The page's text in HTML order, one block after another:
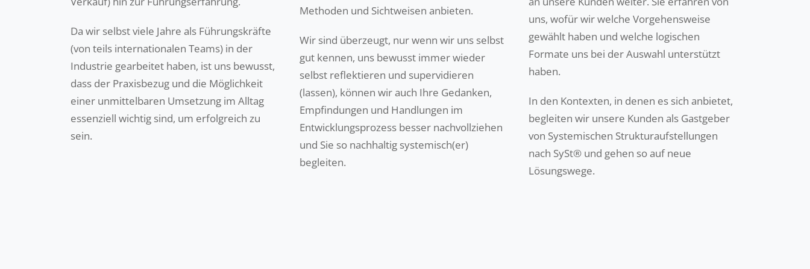
Da wir selbst viele Jahre als Führungskräfte
(von teils internationalen Teams) in der
Industrie gearbeitet haben, ist uns bewusst,
dass der Praxisbezug und die Möglichkeit
einer unmittelbaren Umsetzung im Alltag
essenziell wichtig sind, um erfolgreich zu
sein.
Methoden und Sichtweisen anbieten.
Wir sind überzeugt, nur wenn wir uns selbst
gut kennen, uns bewusst immer wieder
selbst reflektieren und supervidieren
(lassen), können wir auch Ihre Gedanken,
Empfindungen und Handlungen im
Entwicklungsprozess besser nachvollziehen
und Sie so nachhaltig systemisch(er)
begleiten.
uns, wofür wir welche Vorgehensweise
gewählt haben und welche logischen
Formate uns bei der Auswahl unterstützt
haben.
In den Kontexten, in denen es sich anbietet,
begleiten wir unsere Kunden als Gastgeber
von Systemischen Strukturaufstellungen
nach SySt® und gehen so auf neue
Lösungswege.